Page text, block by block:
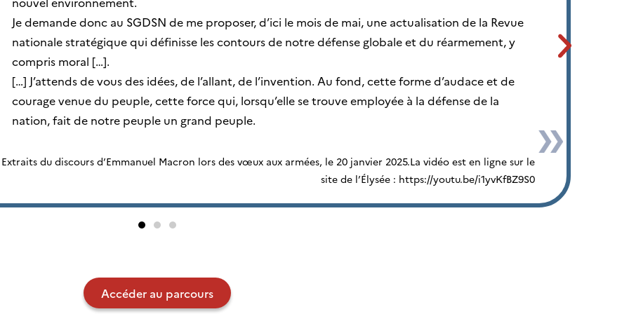
Je demande donc au SGDSN de me proposer, d’ici le mois de mai, une actualisation de la Revue
nationale stratégique qui définisse les contours de notre défense globale et du réarmement, y
compris moral […​].
[…] J’attends de vous des idées, de l’allant, de l’invention. Au fond, cette forme d’audace et de
courage venue du peuple, cette force qui, lorsqu’elle se trouve employée à la défense de la
nation, fait de notre peuple un grand peuple.
Extraits du discours d’Emmanuel Macron lors des vœux aux armées, le 20 janvier 2025.​ La vidéo est en ligne sur le
site de l’Élysée : https://youtu.be/i1yvKfBZ9S0
Accéder au parcours